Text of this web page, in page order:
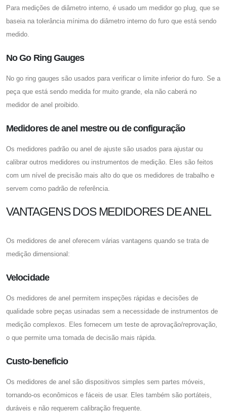
Para medições de diâmetro interno, é usado um medidor go plug, que se
baseia na tolerância mínima do diâmetro interno do furo que está sendo
medido.
No Go Ring Gauges
No go ring gauges são usados ​​para verificar o limite inferior do furo. Se a
peça que está sendo medida for muito grande, ela não caberá no
medidor de anel proibido.
Medidores de anel mestre ou de configuração
Os medidores padrão ou anel de ajuste são usados ​​para ajustar ou
calibrar outros medidores ou instrumentos de medição. Eles são feitos
com um nível de precisão mais alto do que os medidores de trabalho e
servem como padrão de referência.
VANTAGENS DOS MEDIDORES DE ANEL
Os medidores de anel oferecem várias vantagens quando se trata de
medição dimensional:
Velocidade
Os medidores de anel permitem inspeções rápidas e decisões de
qualidade sobre peças usinadas sem a necessidade de instrumentos de
medição complexos. Eles fornecem um teste de aprovação/reprovação,
o que permite uma tomada de decisão mais rápida.
Custo-beneficio
Os medidores de anel são dispositivos simples sem partes móveis,
tornando-os econômicos e fáceis de usar. Eles também são portáteis,
duráveis ​​e não requerem calibração frequente.